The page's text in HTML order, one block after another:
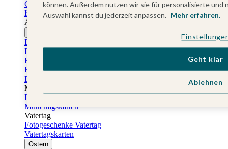
Gästebuch Konfirmation
Kerzen Konfirmation
Aufkleber zum Anlass Ihres Kindes
Einladungskarten Firmung
Dankeskarten Firmung
Einschulungskarten
Einladungskarten Einschulung
Danksagung Einschulung
Muttertag
Fotogeschenke Muttertag
Muttertagskarten
Vatertag
Fotogeschenke Vatertag
Vatertagskarten
Ostern
können. Außerdem nutzen wir sie für personalisierte
Auswahl kannst du jederzeit anpassen. Mehr erfahren.
Ablehnen
Geht klar